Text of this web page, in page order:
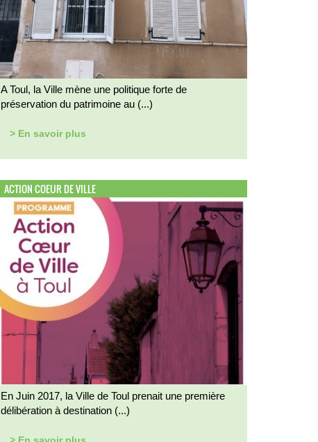
A Toul, la Ville mène une politique forte de
préservation du patrimoine au (...)
> En savoir plus
ACTION COEUR DE VILLE
En Juin 2017, la Ville de Toul prenait une première
délibération à destination (...)